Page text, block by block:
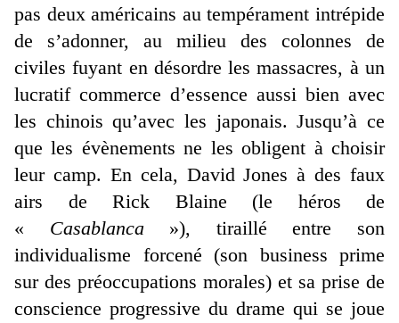
pas deux américains au tempérament intrépide
de s’adonner, au milieu des colonnes de
civiles fuyant en désordre les massacres, à un
lucratif commerce d’essence aussi bien avec
les chinois qu’avec les japonais. Jusqu’à ce
que les évènements ne les obligent à choisir
leur camp. En cela, David Jones à des faux
airs de Rick Blaine (le héros de
« Casablanca »), tiraillé entre son
individualisme forcené (son business prime
sur des préoccupations morales) et sa prise de
conscience progressive du drame qui se joue